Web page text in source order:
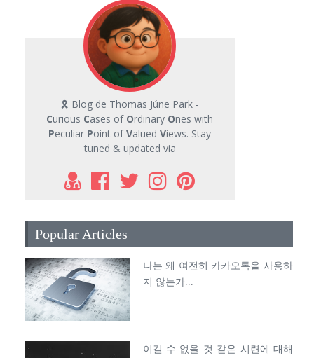
🎗 Blog de Thomas Júne Park -
Curious Cases of Ordinary Ones with
Peculiar Point ofValued Views. Stay
tuned & updated via
Popular Articles
나는 왜 여전히 카카오톡을 사용하
지 않는가...
이길 수 없을 것 같은 시련에 대해